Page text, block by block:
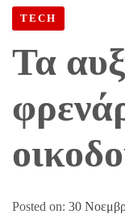
TECH
Τα
Posted on: 30